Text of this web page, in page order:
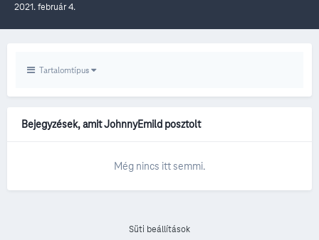
2021. február 4.
Tartalomtípus
Bejegyzések, amit JohnnyEmild posztolt
Még nincs itt semmi.
Süti beállítások